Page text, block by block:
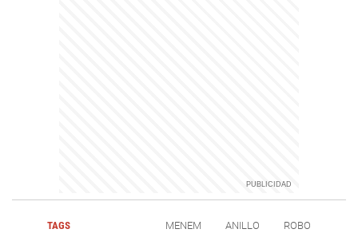
TAGS MENEM ANILLO ROBO